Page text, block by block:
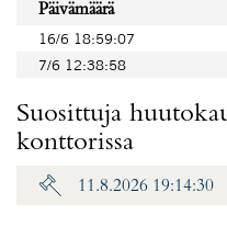
Päivämäärä
16/6 18:59:07
7/6 12:38:58
Suosittuja
konttorissa
11.8.2026 19:14:30